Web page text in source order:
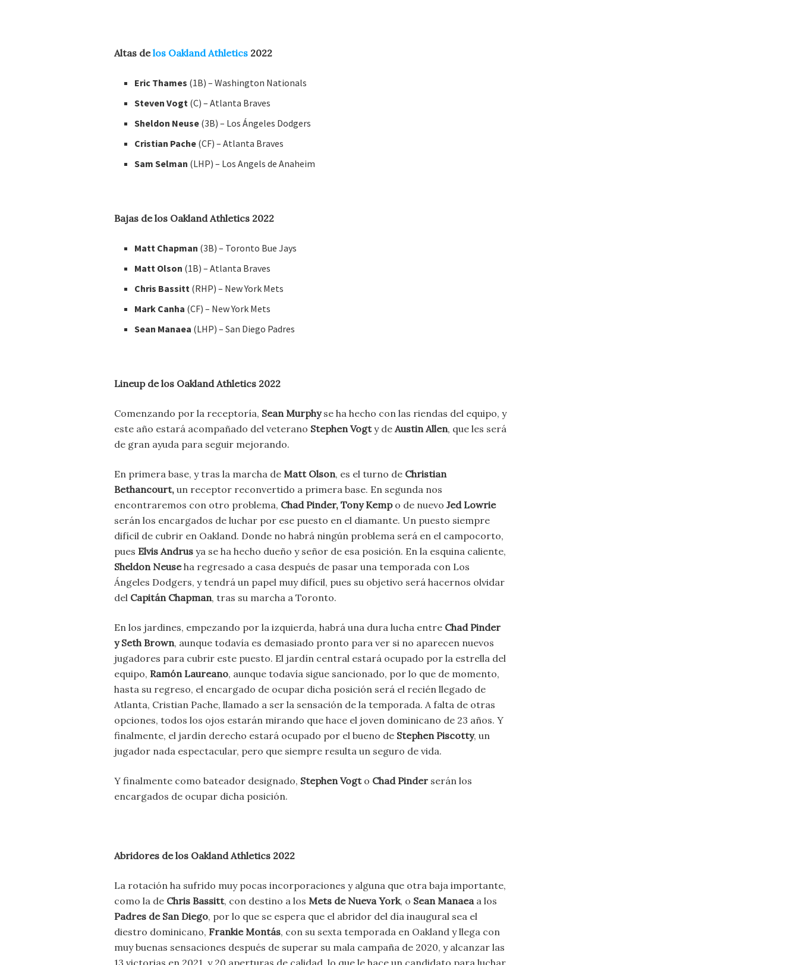
Altas delos Oakland Athletics 2022
Eric Thames (1B) – Washington Nationals
Steven Vogt (C) – Atlanta Braves
Sheldon Neuse (3B) – Los Ángeles Dodgers
Cristian Pache (CF) – Atlanta Braves
Sam Selman (LHP) – Los Angels de Anaheim
Bajas de los Oakland Athletics 2022
Matt Chapman (3B) – Toronto Bue Jays
Matt Olson (1B) – Atlanta Braves
Chris Bassitt (RHP) – New York Mets
Mark Canha (CF) – New York Mets
Sean Manaea (LHP) – San Diego Padres
Lineup de los Oakland Athletics 2022
Comenzando por la receptoría, Sean Murphyse ha hecho con las riendas del equipo, y
este año estará acompañado del veterano Stephen Vogty de Austin Allen, que les será
de gran ayuda para seguir mejorando.
En primera base, y tras la marcha de Matt Olson, es el turno de Christian
Bethancourt, un receptor reconvertido a primera base. En segunda nos
encontraremos con otro problema, Chad Pinder, Tony Kemp o de nuevo Jed Lowrie
serán los encargados de luchar por ese puesto en el diamante. Un puesto siempre
difícil de cubrir en Oakland. Donde no habrá ningún problema será en el campocorto,
pues Elvis Andrus ya se ha hecho dueño y señor de esa posición. En la esquina caliente,
Sheldon Neuseha regresado a casa después de pasar una temporada con Los
Ángeles Dodgers, y tendrá un papel muy difícil, pues su objetivo será hacernos olvidar
del Capitán Chapman, tras su marcha a Toronto.
En los jardines, empezando por la izquierda, habrá una dura lucha entre Chad Pinder
y Seth Brown, aunque todavía es demasiado pronto para ver si no aparecen nuevos
jugadores para cubrir este puesto. El jardín central estará ocupado por la estrella del
equipo, Ramón Laureano, aunque todavía sigue sancionado, por lo que de momento,
hasta su regreso, el encargado de ocupar dicha posición será el recién llegado de
Atlanta, Cristian Pache, llamado a ser la sensación de la temporada. A falta de otras
opciones, todos los ojos estarán mirando que hace el joven dominicano de 23 años. Y
finalmente, el jardín derecho estará ocupado por el bueno de Stephen Piscotty, un
jugador nada espectacular, pero que siempre resulta un seguro de vida.
Y finalmente como bateador designado, Stephen Vogt o Chad Pinder serán los
encargados de ocupar dicha posición.
Abridores de los Oakland Athletics 2022
La rotación ha sufrido muy pocas incorporaciones y alguna que otra baja importante,
como la de Chris Bassitt, con destino a los Mets de Nueva York, o Sean Manaea a los
Padres de San Diego, por lo que se espera que el abridor del día inaugural sea el
diestro dominicano, Frankie Montás, con su sexta temporada en Oakland y llega con
muy buenas sensaciones después de superar su mala campaña de 2020, y alcanzar las
13 victorias en 2021, y 20 aperturas de calidad, lo que le hace un candidato para luchar